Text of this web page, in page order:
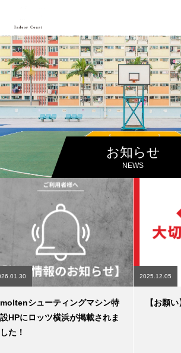
お知らせ
NEWS
moltenシューティングマシン特
設HPにロッツ横浜が掲載されま
した！
2025.12.05
【お願